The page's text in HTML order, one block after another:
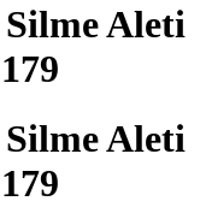
Aleti
Aleti